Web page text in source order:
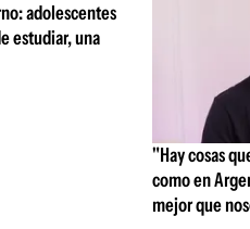
adolescentes
estudiar, una
"Hay cosas
como en
mejor que